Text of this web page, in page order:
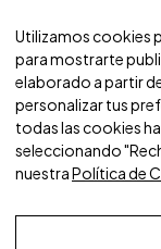
Utilizamos cookies
para mostrarte
elaborado a partir
personalizar tus
todas las cookies
seleccionando
nuestraPolítica de